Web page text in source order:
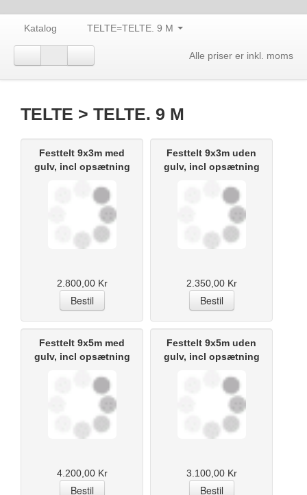
Katalog TELTE=TELTE. 9 M
Alle priser er inkl. moms
TELTE > TELTE. 9 M
Festtelt 9x3m med
gulv, incl opsætning
2.800,00 Kr
Festtelt 9x3m uden
gulv, incl opsætning
2.350,00 Kr
Festtelt 9x5m med
gulv, incl opsætning
4.200,00 Kr
Festtelt 9x5m uden
gulv, incl opsætning
3.100,00 Kr